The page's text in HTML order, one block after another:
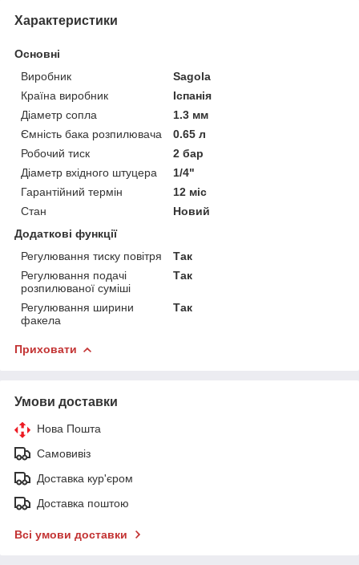
Характеристики
Основні
Виробник
Sagola
Країна виробник
Іспанія
Діаметр сопла
1.3 мм
Ємність бака розпилювача
0.65 л
Робочий тиск
2 бар
Діаметр вхідного штуцера
1/4"
Гарантійний термін
12 міс
Стан
Новий
Додаткові функції
Регулювання тиску повітря
Так
Регулювання подачі
розпилюваної суміші
Так
Регулювання ширини
факела
Так
Приховати
Умови доставки
Нова Пошта
Самовивіз
Доставка кур'єром
Доставка поштою
Всі умови доставки